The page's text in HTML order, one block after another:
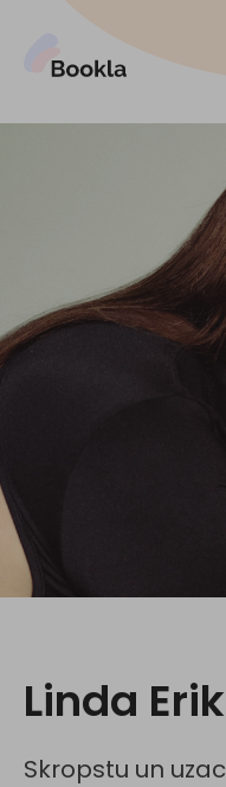
Linda
Skropstu un
Социальные сети: